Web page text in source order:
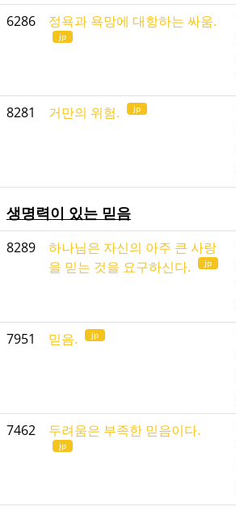
6286 정욕과 욕망에 대항하는 싸움.
jp
8281 거만의 위험. jp
생명력이 있는 믿음
8289
하나님은 자신의 아주 큰 사랑
을 믿는 것을 요구하신다.
jp
7951 믿음. jp
7462 두려움은 부족한 믿음이다.
jp